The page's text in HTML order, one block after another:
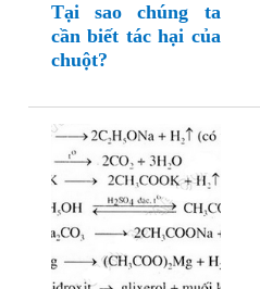
Tại sao chúng ta
cần biết tác hại của
chuột?